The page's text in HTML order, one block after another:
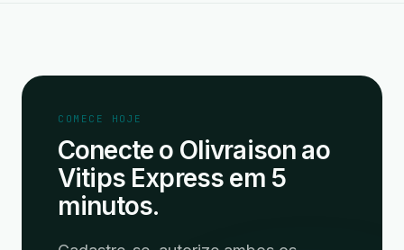
COMECE HOJE
Conecte o Olivraison ao
Vitips Express em 5
minutos.